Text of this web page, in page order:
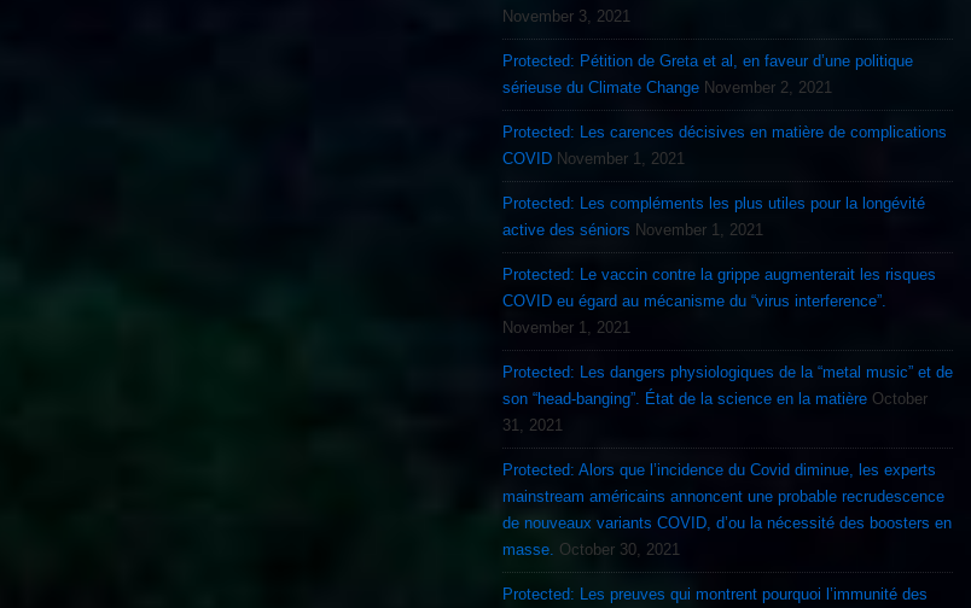
November 3, 2021
Protected: Pétition de Greta et al, en faveur d’une politique
sérieuse du Climate Change November 2, 2021
Protected: Les carences décisives en matière de complications
COVID November 1, 2021
Protected: Les compléments les plus utiles pour la longévité
active des séniors November 1, 2021
Protected: Le vaccin contre la grippe augmenterait les risques
COVID eu égard au mécanisme du “virus interference”.
November 1, 2021
Protected: Les dangers physiologiques de la “metal music” et de
son “head-banging”. État de la science en la matière October
31, 2021
Protected: Alors que l’incidence du Covid diminue, les experts
mainstream américains annoncent une probable recrudescence
de nouveaux variants COVID, d’ou la nécessité des boosters en
masse. October 30, 2021
Protected: Les preuves qui montrent pourquoi l’immunité des